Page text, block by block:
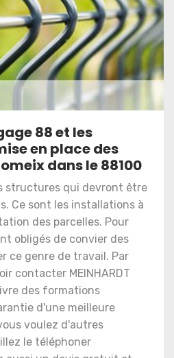
88 et les
en place des
dans le 88100
structures qui devront être
Ce sont les installations à
des parcelles. Pour
obligés de convier des
ce genre de travail. Par
contacter MEINHARDT
des formations
d'une meilleure
voulez d'autres
le téléphoner